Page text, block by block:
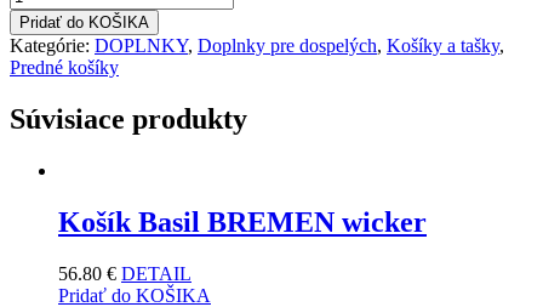
Basil
držiak
košíka
70182
Pridať do KOŠIKA
Kategórie: DOPLNKY, Doplnky pre dospelých, Košíky a tašky,
Predné košíky
Súvisiace produkty
Košík Basil BREMEN wicker
56.80 € DETAIL
Pridať do KOŠIKA